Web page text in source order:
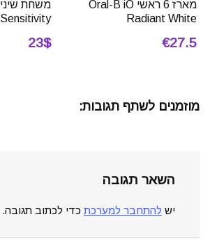
מארז 6 ראשי Oral-B iO
Radiant White
€27.5
Sensitivity מארז שלישיה
23$
מוזמנים לשתף תגובות:
השאר תגובה
יש להתחבר למערכת כדי לכתוב תגובה.